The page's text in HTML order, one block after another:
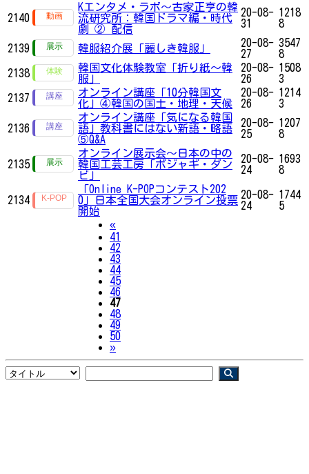
2140
Kエンタメ・ラボ～古家正亨の韓
流研究所：韓国ドラマ編・時代
劇 ② 配信
20-08-
31
1218
8
2139 韓服紹介展「麗しき韓服」
20-08-
27
3547
8
2138
韓国文化体験教室「折り紙〜韓
服」
20-08-
26
1508
3
2137
オンライン講座「10分韓国文
化」④韓国の国土・地理・天候
20-08-
26
1214
3
2136
オンライン講座「気になる韓国
語」教科書にはない新語・略語
⑤Q&A
20-08-
25
1207
8
2135
オンライン展示会〜日本の中の
韓国工芸工房「ボジャギ・ダン
ビ」
20-08-
24
1693
8
2134
「Online K-POPコンテスト202
0」日本全国大会オンライン投票
開始
20-08-
24
1744
5
«Previous
41
42
43
44
45
46
47
48
49
50
»Next